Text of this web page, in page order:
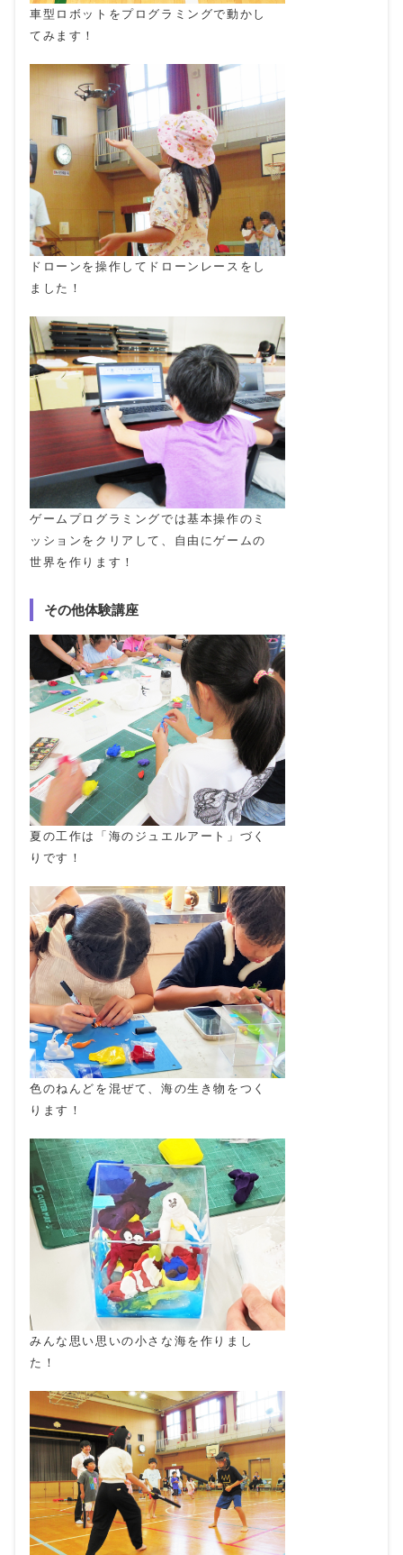
車型ロボットをプログラミングで動かし
てみます！
ドローンを操作してドローンレースをし
ました！
ゲームプログラミングでは基本操作のミ
ッションをクリアして、自由にゲームの
世界を作ります！
その他体験講座
夏の工作は「海のジュエルアート」づく
りです！
色のねんどを混ぜて、海の生き物をつく
ります！
みんな思い思いの小さな海を作りまし
た！